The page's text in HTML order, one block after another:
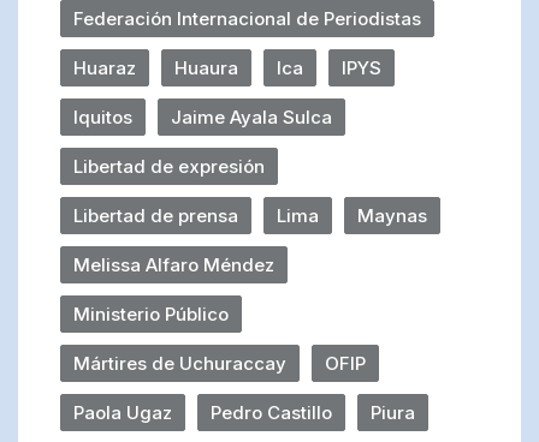
Federación Internacional de Periodistas
Huaraz Huaura Ica IPYS
Iquitos Jaime Ayala Sulca
Libertad de expresión
Libertad de prensa Lima Maynas
Melissa Alfaro Méndez
Ministerio Público
Mártires de Uchuraccay OFIP
Paola Ugaz Pedro Castillo Piura